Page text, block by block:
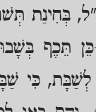
בְּחִינַת
כֵּן תֵּכֶף
לְשַׁבָּת, כִּי